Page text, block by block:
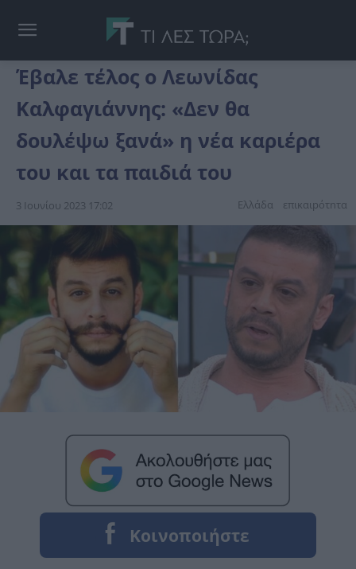
Έβαλε τέλος ο Λεωνίδας
Καλφαγιάννης: «Δεν θα
δουλέψω ξανά» η νέα καριέρα
του και τα παιδιά του
3 Ιουνίου 2023 17:02 Ελλάδα επικαιpότnτα